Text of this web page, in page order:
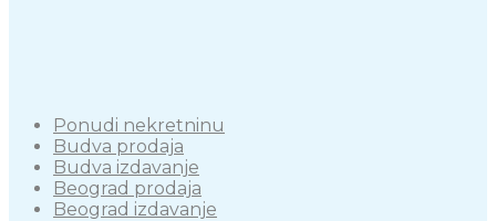
Ponudi nekretninu
Budva prodaja
Budva izdavanje
Beograd prodaja
Beograd izdavanje